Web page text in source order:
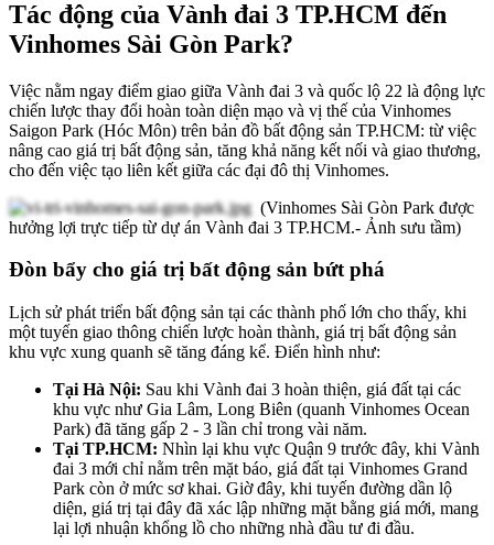
Tác động của Vành đai 3 TP.HCM đến
Vinhomes Sài Gòn Park?
Việc nằm ngay điểm giao giữa Vành đai 3 và quốc lộ 22 là động lực
chiến lược thay đổi hoàn toàn diện mạo và vị thế của Vinhomes
Saigon Park (Hóc Môn) trên bản đồ bất động sản TP.HCM: từ việc
nâng cao giá trị bất động sản, tăng khả năng kết nối và giao thương,
cho đến việc tạo liên kết giữa các đại đô thị Vinhomes.
(Vinhomes Sài Gòn Park được
hưởng lợi trực tiếp từ dự án Vành đai 3 TP.HCM.- Ảnh sưu tầm)
Đòn bẩy cho giá trị bất động sản bứt phá
Lịch sử phát triển bất động sản tại các thành phố lớn cho thấy, khi
một tuyến giao thông chiến lược hoàn thành, giá trị bất động sản
khu vực xung quanh sẽ tăng đáng kể. Điển hình như:
Tại Hà Nội: Sau khi Vành đai 3 hoàn thiện, giá đất tại các
khu vực như Gia Lâm, Long Biên (quanh Vinhomes Ocean
Park) đã tăng gấp 2 - 3 lần chỉ trong vài năm.
Tại TP.HCM: Nhìn lại khu vực Quận 9 trước đây, khi Vành
đai 3 mới chỉ nằm trên mặt báo, giá đất tại Vinhomes Grand
Park còn ở mức sơ khai. Giờ đây, khi tuyến đường dần lộ
diện, giá trị tại đây đã xác lập những mặt bằng giá mới, mang
lại lợi nhuận khổng lồ cho những nhà đầu tư đi đầu.